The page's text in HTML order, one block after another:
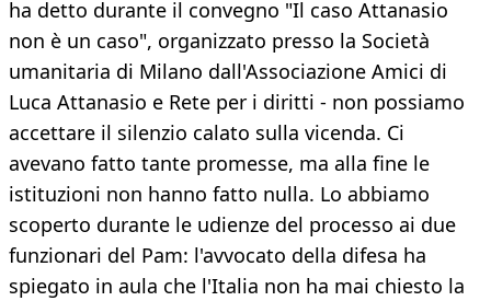
ha detto durante il convegno "Il caso Attanasio
non è un caso", organizzato presso la Società
umanitaria di Milano dall'Associazione Amici di
Luca Attanasio e Rete per i diritti - non possiamo
accettare il silenzio calato sulla vicenda. Ci
avevano fatto tante promesse, ma alla fine le
istituzioni non hanno fatto nulla. Lo abbiamo
scoperto durante le udienze del processo ai due
funzionari del Pam: l'avvocato della difesa ha
spiegato in aula che l'Italia non ha mai chiesto la